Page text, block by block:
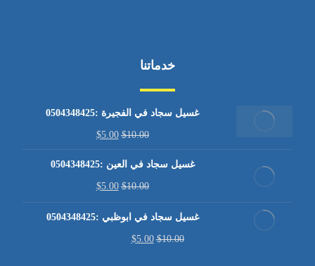
خدماتنا
غسيل سجاد في الفجيرة :0504348425
$10.00
$5.00
غسيل سجاد في العين :0504348425
$10.00
$5.00
غسيل سجاد في ابوظبي :0504348425
$10.00
$5.00